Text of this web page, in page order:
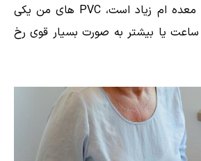
وقتی که سر و صدای معده ام زیاد است، PVC های من یکی
پس از دیگری برای ۲ ساعت یا بیشتر به صورت بسیار قوی رخ